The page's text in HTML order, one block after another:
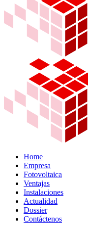
Home
Empresa
Fotovoltaica
Ventajas
Instalaciones
Actualidad
Dossier
Contáctenos